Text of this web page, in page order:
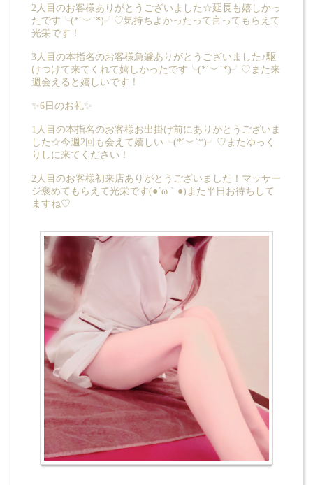
2人目のお客様ありがとうございました☆延長も嬉しかっ
たです╰(*´︶`*)╯♡気持ちよかったって言ってもらえて
光栄です！
3人目の本指名のお客様急遽ありがとうございました♪駆
けつけて来てくれて嬉しかったです╰(*´︶`*)╯♡また来
週会えると嬉しいです！
✨6日のお礼✨
1人目の本指名のお客様お出掛け前にありがとうございま
した☆今週2回も会えて嬉しい╰(*´︶`*)╯♡またゆっく
りしに来てください！
2人目のお客様初来店ありがとうございました！マッサー
ジ褒めてもらえて光栄です(●´ω｀●)また平日お待ちして
ますね♡